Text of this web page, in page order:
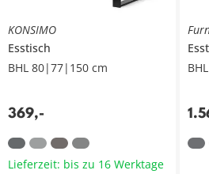
KONSIMO
Esstisch
BHL 80|77|150 cm
369,-
Lieferzeit: bis zu 16 Werktage